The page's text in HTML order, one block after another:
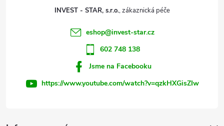
INVEST - STAR, s.r.o.
eshop@invest-star.cz
602 748 138
Jsme na Facebooku
https://www.youtube.com/watch?v=qzkHXGisZIw